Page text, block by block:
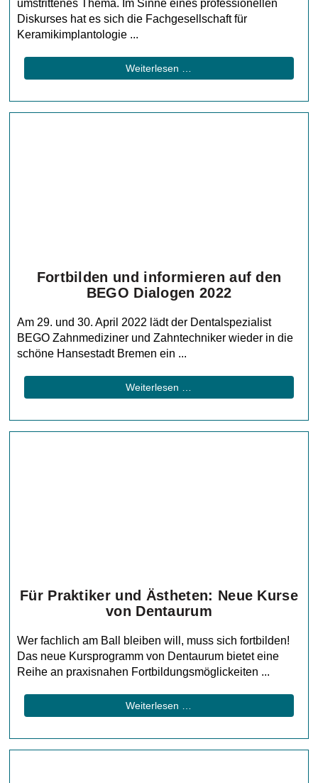
umstrittenes Thema. Im Sinne eines professionellen
Diskurses hat es sich die Fachgesellschaft für
Keramikimplantologie ...
Weiterlesen …
Fortbilden und informieren auf den
BEGO Dialogen 2022
Am 29. und 30. April 2022 lädt der Dentalspezialist
BEGO Zahnmediziner und Zahntechniker wieder in die
schöne Hansestadt Bremen ein ...
Weiterlesen …
Für Praktiker und Ästheten: Neue Kurse
von Dentaurum
Wer fachlich am Ball bleiben will, muss sich fortbilden!
Das neue Kursprogramm von Dentaurum bietet eine
Reihe an praxisnahen Fortbildungsmöglickeiten ...
Weiterlesen …